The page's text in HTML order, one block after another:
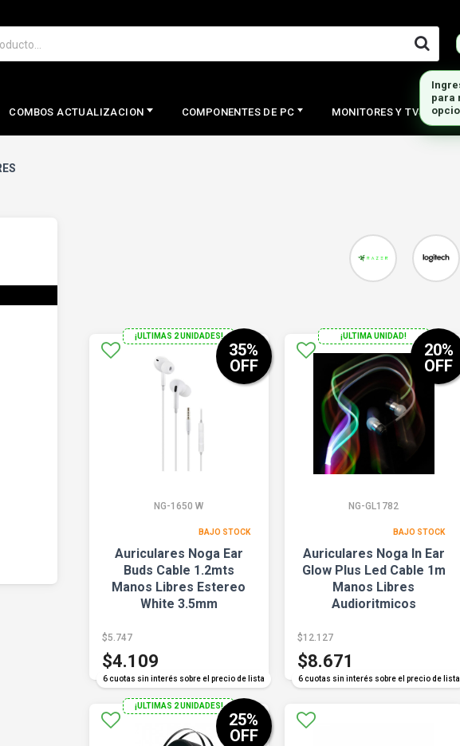
COMBOS ACTUALIZACION COMPONENTES DE PC MONITORES Y TVS
¡ULTIMAS 2 UNIDADES!
NG-1650 W
BAJO STOCK
Auriculares Noga Ear
Buds Cable 1.2mts
Manos Libres Estereo
White 3.5mm
6 cuotas sin interés sobre el precio de lista
35%
OFF
$5.747
$4.109
¡ULTIMA UNIDAD!
NG-GL1782
BAJO STOCK
Auriculares Noga In Ear
Glow Plus Led Cable 1m
Manos Libres
Audioritmicos
6 cuotas sin interés sobre el precio de lista
20%
OFF
$12.127
$8.671
¡ULTIMAS 2 UNIDADES!
25%
OFF